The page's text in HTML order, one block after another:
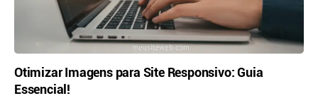
Otimizar Imagens para Site Responsivo: Guia
Essencial!